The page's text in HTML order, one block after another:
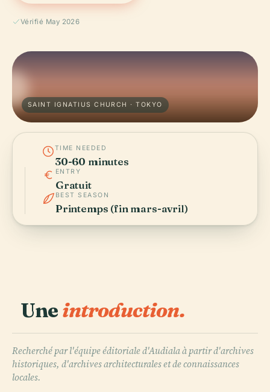
Vérifié May 2026
SAINT IGNATIUS CHURCH · TOKYO
TIME NEEDED
30-60 minutes
ENTRY
Gratuit
BEST SEASON
Printemps (fin mars-avril)
Uneintroduction.
Recherché par l'équipe éditoriale d'Audiala à partir d'archives
historiques, d'archives architecturales et de connaissances
locales.